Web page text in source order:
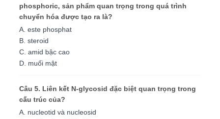
phosphoric, sản phẩm quan trọng trong quá trình
chuyển hóa được tạo ra là?
A. este phosphat
B. steroid
C. amid bậc cao
D. muối mật
Câu 5. Liên kết N-glycosid đặc biệt quan trọng trong
cấu trúc của?
A. nucleotid và nucleosid